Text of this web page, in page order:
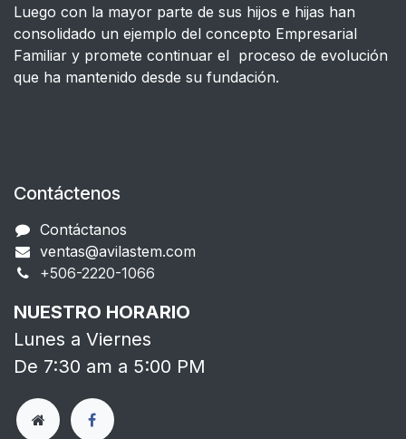
Luego con la mayor parte de sus hijos e hijas han
consolidado un ejemplo del concepto Empresarial
Familiar y promete continuar el proceso de evolución
que ha mantenido desde su fundación.
Contáctenos
Contáctanos
ventas@avilastem.com
+506-2220-1066​
NUESTRO HORARIO
Lunes a Viernes
De 7:30 am a 5:00 PM